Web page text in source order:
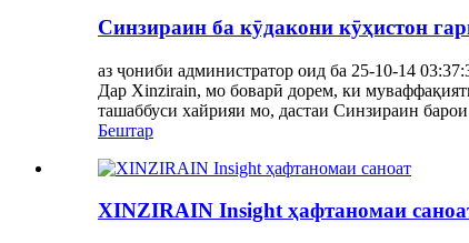
Синзираин ба кӯдакони кӯҳистон
аз ҷониби администратор оид ба 25-10-14
Дар Xinzirain, мо боварӣ дорем, ки
ташаббуси хайрияи мо, дастаи Синзираин
Бештар
XINZIRAIN Insight ҳафтаномаи